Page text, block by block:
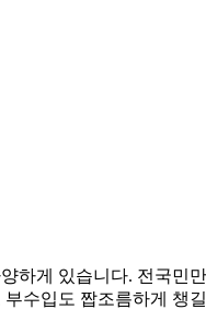
하게 있습니다. 전국민
부수입도 짭조름하게 챙